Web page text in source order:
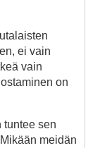
ei vain
vain
on
tuntee sen
meidän